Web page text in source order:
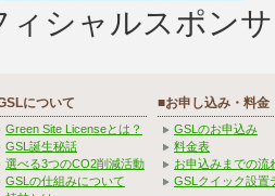
シャルスポン
について
Green Site Licenseとは？
GSL誕生秘話
選べる3つのCO2削減活動
GSLの仕組みについて
■お申し込み・料金
GSLのお申込み
料金表
お申込みまでの流
GSLクイック設置